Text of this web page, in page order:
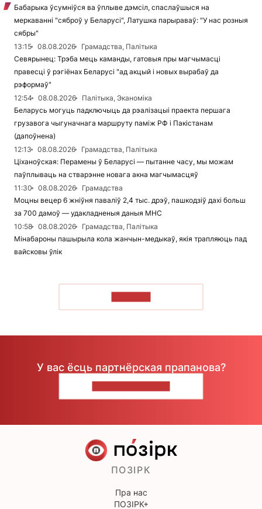
Бабарыка ўсумніўся ва ўплыве дэмсіл, спаслаўшыся на
меркаванні "сяброў у Беларусі", Латушка парыраваў: "У нас розныя
сябры"
13:15
08.08.2026
Грамадства, Палітыка
Севярынец: Трэба мець каманды, гатовыя пры магчымасці
правесці ў рэгіёнах Беларусі "ад акцый і новых вырабаў да
рэформаў"
12:54
08.08.2026
Палітыка, Эканоміка
Беларусь могуць падключыць да рэалізацыі праекта першага
грузавога чыгуначнага маршруту паміж РФ і Пакістанам
(дапоўнена)
12:13
08.08.2026
Грамадства, Палітыка
Ціханоўская: Перамены ў Беларусі — пытанне часу, мы можам
паўплываць на стварэнне новага акна магчымасцяў
11:30
08.08.2026
Грамадства
Моцны вецер 6 жніўня паваліў 2,4 тыс. дрэў, пашкодзіў дахі больш
за 700 дамоў — удакладненыя даныя МНС
10:58
08.08.2026
Грамадства, Палітыка
Мінабароны пашырыла кола жанчын-медыкаў, якія трапляюць пад
вайсковы ўлік
У вас ёсць партнёрская прапанова?
ПОЗІРК
Пра нас
ПОЗІРК+